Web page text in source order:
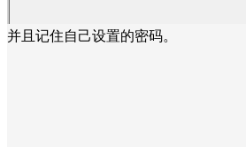
并且记住自己设置的密码。